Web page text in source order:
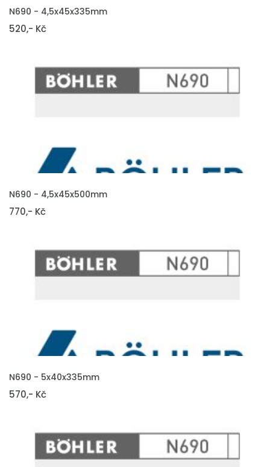
VLOŽIT DO KOŠÍKU
N690 - 4,5x45x335mm
520,- Kč
VLOŽIT DO KOŠÍKU
N690 - 4,5x45x500mm
770,- Kč
VLOŽIT DO KOŠÍKU
N690 - 5x40x335mm
570,- Kč